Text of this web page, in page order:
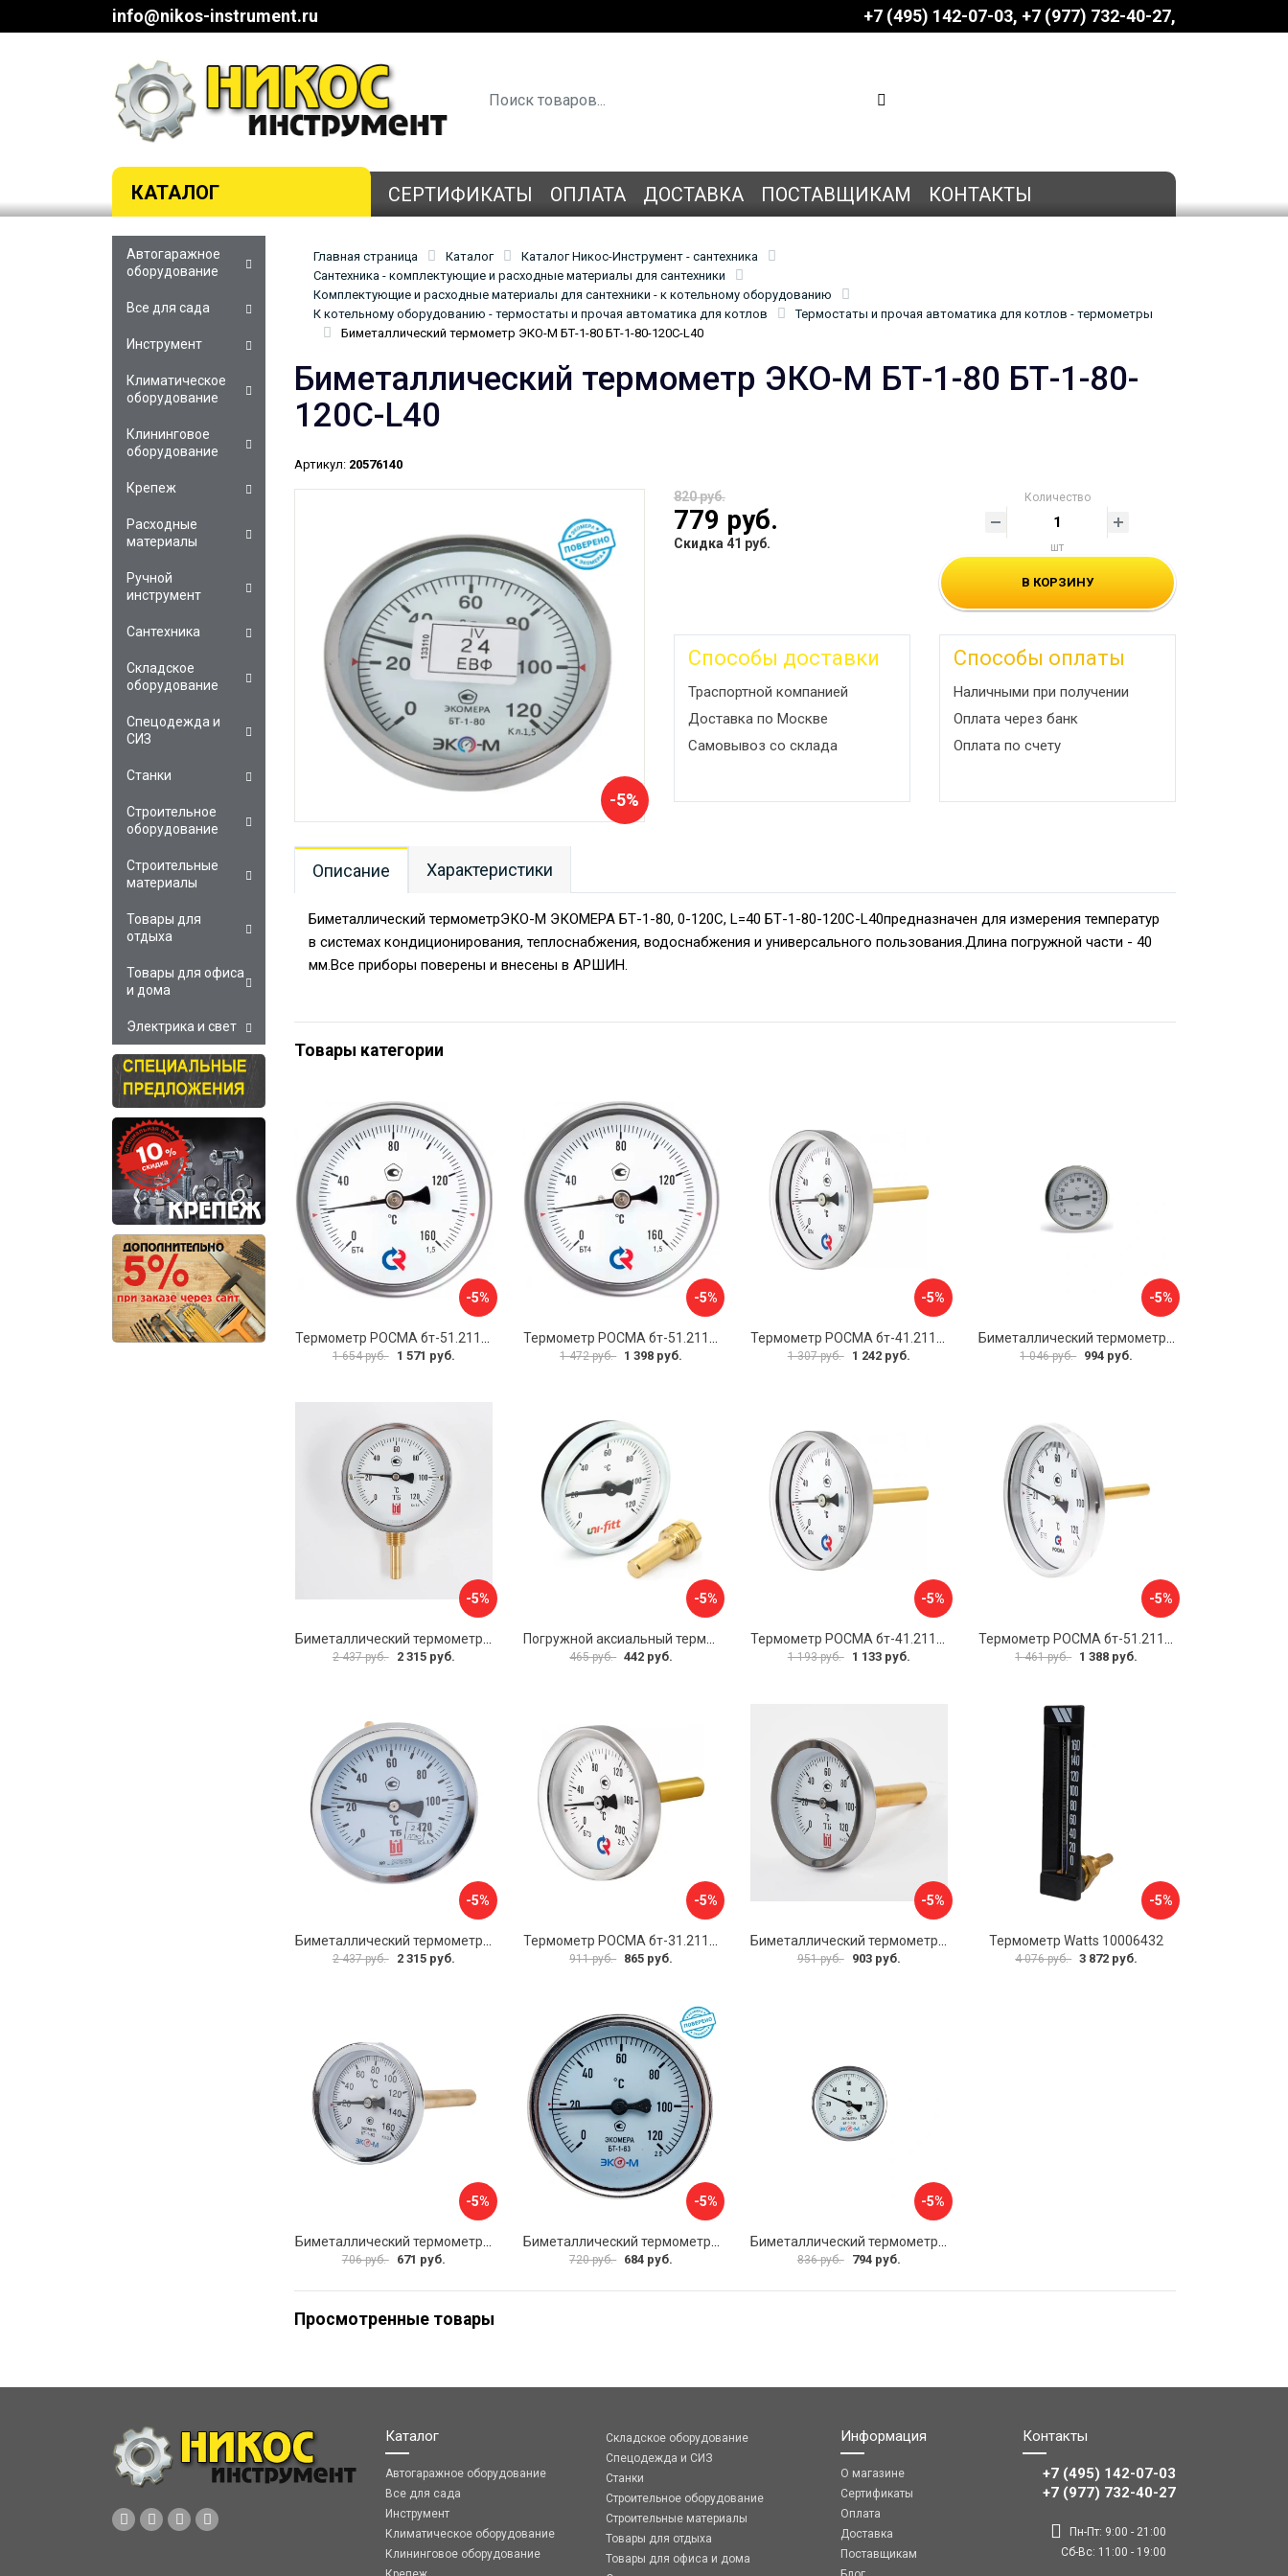
info@nikos-instrument.ru +7 (495) 142-07-03 ‎‎+7 (977) 732-40-27
КАТАЛОГ СЕРТИФИКАТЫ ОПЛАТА ДОСТАВКА ПОСТАВЩИКАМ КОНТАКТЫ
Главная страница Каталог
Каталог Никос-Инструмент - сантехника
Сантехника - комплектующие и расходные материалы для сантехники
Комплектующие и расходные материалы для сантехники - к котельному оборудованию
К котельному оборудованию - термостаты и прочая автоматика для котлов
Термостаты и прочая автоматика для котлов - термометры
Биметаллический термометр ЭКО-М БТ-1-80 БТ-1-80-120С-L40
Биметаллический термометр ЭКО-М БТ-1-80 БТ-1-80-
120С-L40
Артикул: 20576140
-5%
820 руб.
779 руб.
Скидка 41 руб.
Количество
шт
В КОРЗИНУ
Способы доставки
Траспортной компанией
Доставка по Москве
Самовывоз со склада
Способы оплаты
Наличными при получении
Оплата через банк
Оплата по счету
Описание Характеристики
Биметаллический термометрЭКО-М ЭКОМЕРА БТ-1-80, 0-120C, L=40 БТ-1-80-120С-L40предназначен для измерения температур
в системах кондиционирования, теплоснабжения, водоснабжения и универсального пользования.Длина погружной части - 40
мм.Все приборы поверены и внесены в АРШИН.
Товары категории
-5%
1 654 руб. 1 571 руб.
-5%
1 472 руб. 1 398 руб.
-5%
1 307 руб. 1 242 руб.
-5%
1 046 руб. 994 руб.
-5%
Биметаллический термометр BD ТБ 100Р/100 1161001001
2 437 руб. 2 315 руб.
-5%
Погружной аксиальный термометр Uni-Fitt 321D4232
465 руб. 442 руб.
-5%
Термометр РОСМА бт-41.211 D070-00936
1 193 руб. 1 133 руб.
-5%
Термометр РОСМА бт-51.211 D070-00940
1 461 руб. 1 388 руб.
-5%
2 437 руб. 2 315 руб.
-5%
911 руб. 865 руб.
-5%
951 руб. 903 руб.
-5%
Термометр Watts 10006432
4 076 руб. 3 872 руб.
-5%
706 руб. 671 руб.
-5%
720 руб. 684 руб.
-5%
836 руб. 794 руб.
Просмотренные товары
Автогаражное
оборудование
Все для сада
Инструмент
Климатическое
оборудование
Клининговое
оборудование
Крепеж
Расходные
материалы
Ручной
инструмент
Сантехника
Складское
оборудование
Спецодежда и
СИЗ
Станки
Строительное
оборудование
Строительные
материалы
Товары для
отдыха
Товары для офиса
и дома
Электрика и свет
Каталог
Автогаражное оборудование
Все для сада
Инструмент
Климатическое оборудование
Клининговое оборудование
Складское оборудование
Спецодежда и СИЗ
Станки
Строительное оборудование
Строительные материалы
Товары для отдыха
Товары для офиса и дома
Информация
О магазине
Сертификаты
Оплата
Доставка
Поставщикам
Контакты
+7 (495) 142-07-03
‎‎+7 (977) 732-40-27
Пн-Пт: 9:00 - 21:00
Сб-Вс: 11:00 - 19:00